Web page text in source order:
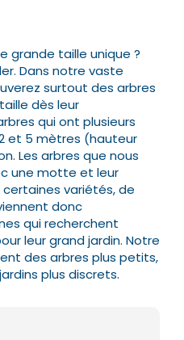
grande taille unique ?
Dans notre vaste
surtout des arbres
dès leur
qui ont plusieurs
et 5 mètres (hauteur
Les arbres que nous
une motte et leur
variétés, de
donc
qui recherchent
leur grand jardin. Notre
des arbres plus petits,
plus discrets.